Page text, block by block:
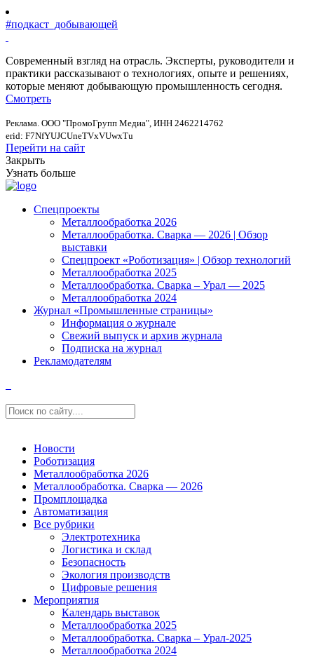
#подкаст_добывающей
Современный взгляд на отрасль. Эксперты, руководители и
практики рассказывают о технологиях, опыте и решениях,
которые меняют добывающую промышленность сегодня.
Смотреть
Реклама. ООО "ПромоГрупп Медиа", ИНН 2462214762
erid: F7NfYUJCUneTVxVUwxTu
Перейти на сайт
Закрыть
Узнать больше
Спецпроекты
Металлообработка 2026
Металлообработка. Сварка — 2026 | Обзор
выставки
Спецпроект «Роботизация» | Обзор технологий
Металлообработка 2025
Металлообработка. Сварка – Урал — 2025
Металлообработка 2024
Журнал «Промышленные страницы»
Информация о журнале
Свежий выпуск и архив журнала
Подписка на журнал
Рекламодателям
Новости
Роботизация
Металлообработка 2026
Металлообработка. Сварка — 2026
Промплощадка
Автоматизация
Все рубрики
Электротехника
Логистика и склад
Безопасность
Экология производств
Цифровые решения
Мероприятия
Календарь выставок
Металлообработка 2025
Металлообработка. Сварка – Урал-2025
Металлообработка 2024